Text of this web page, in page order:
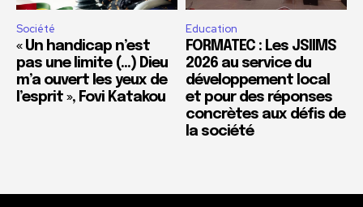
Société
« Un handicap n’est
pas une limite (…) Dieu
m’a ouvert les yeux de
l’esprit », Fovi Katakou
Education
FORMATEC : Les JSIIMS
2026 au service du
développement local
et pour des réponses
concrètes aux défis de
la société